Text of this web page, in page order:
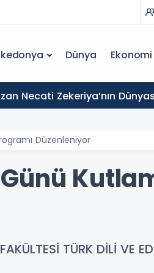
Dünya Ekonomi
Necati Zekeriya’nın
Düzenleniyor
TÜRK DİLİ